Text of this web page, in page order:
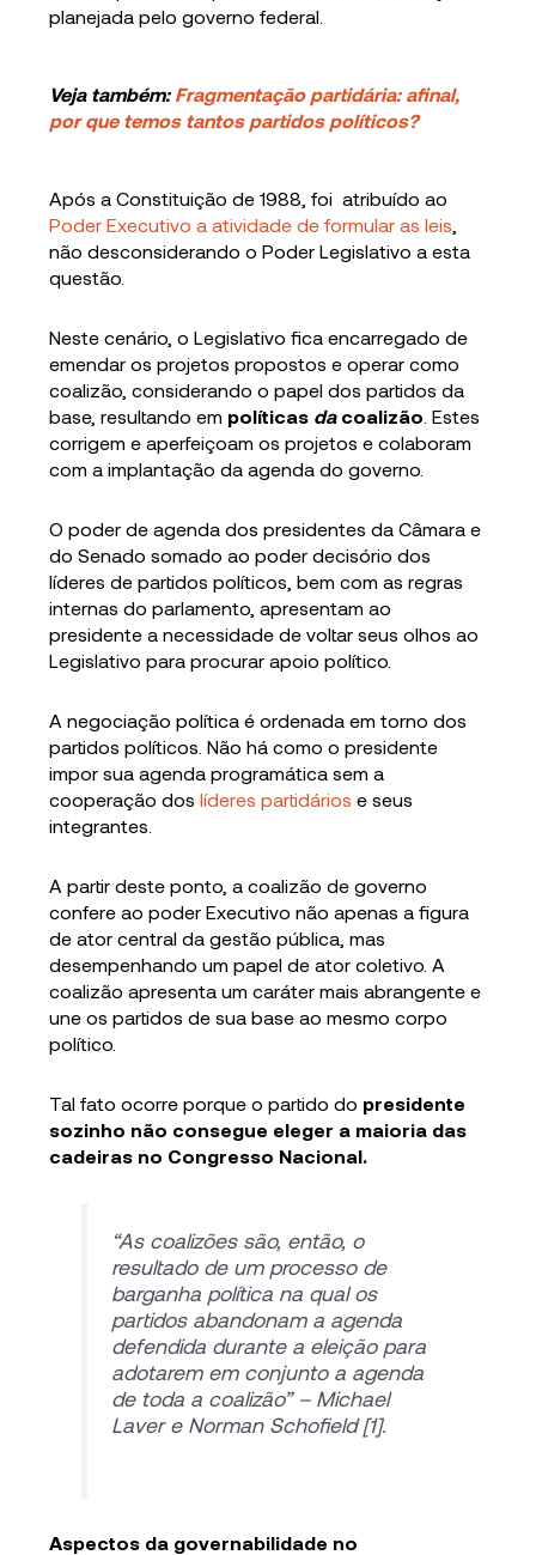
planejada pelo governo federal.
Veja também: Fragmentação partidária: afinal,
por que temos tantos partidos políticos?
Após a Constituição de 1988, foi atribuído ao
Poder Executivo a atividade de formular as leis
não desconsiderando o Poder Legislativo a esta
questão.
Neste cenário, o Legislativo fica encarregado de
emendar os projetos propostos e operar como
coalizão, considerando o papel dos partidos da
base, resultando em políticas dacoalizão . Estes
corrigem e aperfeiçoam os projetos e colaboram
com a implantação da agenda do governo.
O poder de agenda dos presidentes da Câmara e
do Senado somado ao poder decisório dos
líderes de partidos políticos, bem com as regras
internas do parlamento, apresentam ao
presidente a necessidade de voltar seus olhos ao
Legislativo para procurar apoio político.
A negociação política é ordenada em torno dos
partidos políticos. Não há como o presidente
impor sua agenda programática sem a
cooperação doslíderes partidários e seus
integrantes.
A partir deste ponto, a coalizão de governo
confere ao poder Executivo não apenas a figura
de ator central da gestão pública, mas
desempenhando um papel de ator coletivo. A
coalizão apresenta um caráter mais abrangente e
une os partidos de sua base ao mesmo corpo
político.
Tal fato ocorre porque o partido do presidente
sozinho não consegue eleger a maioria das
cadeiras no Congresso Nacional.
“As coalizões são, então, o
resultado de um processo de
barganha política na qual os
partidos abandonam a agenda
defendida durante a eleição para
adotarem em conjunto a agenda
de toda a coalizão” – Michael
Laver e Norman Schofield [1].
Aspectos da governabilidade no